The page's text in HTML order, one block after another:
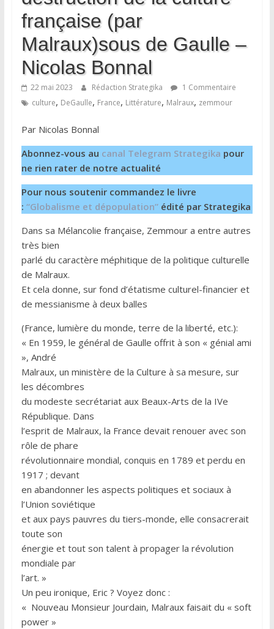
française (par
Malraux)sous de Gaulle –
Nicolas Bonnal
22 mai 2023 Rédaction Strategika
1 Commentaire
culture, DeGaulle, France, Littérature, Malraux, zemmour
Par Nicolas Bonnal
Abonnez-vous au canal Telegram Strategika pour
ne rien rater de notre actualité
Pour nous soutenir commandez le livre
: “Globalisme et dépopulation” édité par Strategika
Dans sa Mélancolie française, Zemmour a entre autres
très bien
parlé du caractère méphitique de la politique culturelle
de Malraux.
Et cela donne, sur fond d’étatisme culturel-financier et
de messianisme à deux balles
(France, lumière du monde, terre de la liberté, etc.):
« En 1959, le général de Gaulle offrit à son « génial ami
», André
Malraux, un ministère de la Culture à sa mesure, sur
les décombres
du modeste secrétariat aux Beaux-Arts de la IVe
République. Dans
l’esprit de Malraux, la France devait renouer avec son
rôle de phare
révolutionnaire mondial, conquis en 1789 et perdu en
1917 ; devant
en abandonner les aspects politiques et sociaux à
l’Union soviétique
et aux pays pauvres du tiers-monde, elle consacrerait
toute son
énergie et tout son talent à propager la révolution
mondiale par
l’art. »
Un peu ironique, Eric ? Voyez donc :
« Nouveau Monsieur Jourdain, Malraux faisait du « soft
power »